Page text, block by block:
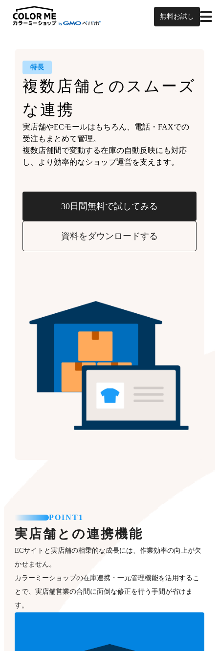
無料お試し
特長
複数店舗との スムーズ
な連携
実店舗やECモールはもちろん、 電話・FAXでの
受注もまとめて管理。
複数店舗間で変動する在庫の自動反映にも対応
し、 より効率的なショップ運営を支えます。
30日間無料で試してみる
資料をダウンロードする
POINT1
実店舗との連携機能
ECサイトと実店舗の相乗的な成長には、作業効率の向上が欠
かせません。
カラーミーショップの在庫連携・一元管理機能を活用するこ
とで、実店舗営業の合間に面倒な修正を行う手間が省けま
す。